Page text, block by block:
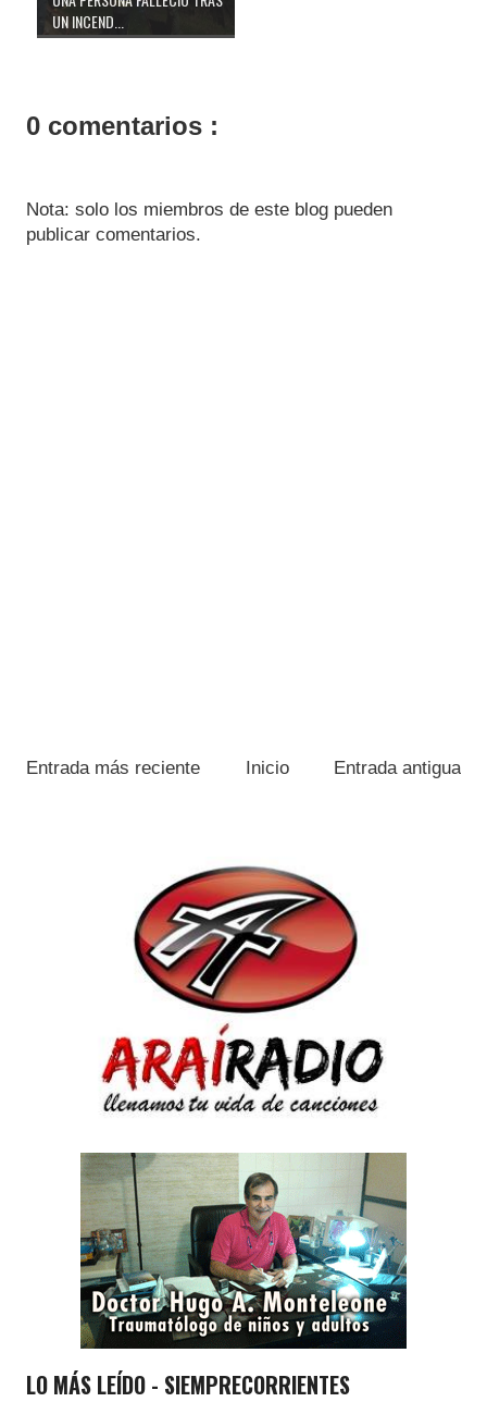
UN INCEND...
0 comentarios :
Nota: solo los miembros de este blog pueden
publicar comentarios.
Entrada más reciente Entrada antigua
Inicio
LO MÁS LEÍDO - SIEMPRECORRIENTES